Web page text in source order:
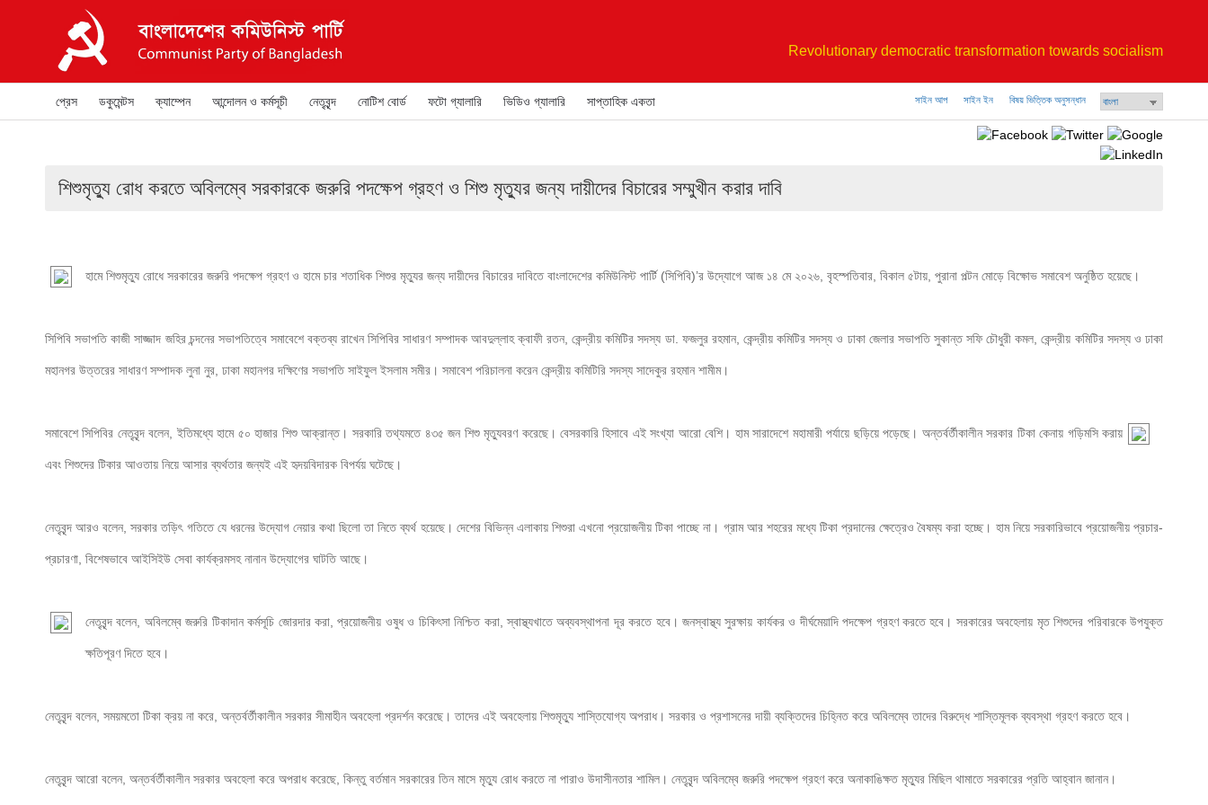
Revolutionary democratic transformation towards socialism
প্রেস ডকুমেন্টস ক্যাম্পেন আন্দোলন ও কর্মসূচী নেতৃবৃন্দ নোটিশ বোর্ড ফটো গ্যালারি ভিডিও গ্যালারি সাপ্তাহিক একতা সাইন আপ সাইন ইন বিষয় ভিত্তিক অনুসন্ধান
শিশুমৃত্যু রোধ করতে অবিলম্বে সরকারকে জরুরি পদক্ষেপ গ্রহণ ও শিশু মৃত্যুর জন্য দায়ীদের বিচারের সম্মুখীন করার দাবি
হামে শিশুমৃত্যু রোধে সরকারের জরুরি পদক্ষেপ গ্রহণ ও হামে চার শতাধিক শিশুর মৃত্যুর জন্য দায়ীদের বিচারের দাবিতে বাংলাদেশের কমিউনিস্ট পার্টি (সিপিবি)’র উদ্যোগে আজ ১৪ মে ২০২৬, বৃহস্পতিবার, বিকাল ৫টায়, পুরানা পল্টন মোড়ে বিক্ষোভ সমাবেশ অনুষ্ঠিত হয়েছে।
সিপিবি সভাপতি কাজী সাজ্জাদ জহির চন্দনের সভাপতিত্বে সমাবেশে বক্তব্য রাখেন সিপিবির সাধারণ সম্পাদক আবদুল্লাহ ক্বাফী রতন, কেন্দ্রীয় কমিটির সদস্য ডা. ফজলুর রহমান, কেন্দ্রীয় কমিটির সদস্য ও ঢাকা জেলার সভাপতি সুকান্ত সফি চৌধুরী কমল, কেন্দ্রীয় কমিটির সদস্য ও ঢাকা
মহানগর উত্তরের সাধারণ সম্পাদক লুনা নুর, ঢাকা মহানগর দক্ষিণের সভাপতি সাইফুল ইসলাম সমীর। সমাবেশ পরিচালনা করেন কেন্দ্রীয় কমিটিরি সদস্য সাদেকুর রহমান শামীম।
সমাবেশে সিপিবির নেতৃবৃন্দ বলেন, ইতিমধ্যে হামে ৫০ হাজার শিশু আক্রান্ত। সরকারি তথ্যমতে ৪৩৫ জন শিশু মৃত্যুবরণ করেছে। বেসরকারি হিসাবে এই সংখ্যা আরো বেশি। হাম সারাদেশে মহামারী পর্যায়ে ছড়িয়ে পড়েছে। অন্তর্বর্তীকালীন সরকার টিকা কেনায় গড়িমসি করায়
এবং শিশুদের টিকার আওতায় নিয়ে আসার ব্যর্থতার জন্যই এই হৃদয়বিদারক বিপর্যয় ঘটেছে।
নেতৃবৃন্দ আরও বলেন, সরকার তড়িৎ গতিতে যে ধরনের উদ্যোগ নেয়ার কথা ছিলো তা নিতে ব্যর্থ হয়েছে। দেশের বিভিন্ন এলাকায় শিশুরা এখনো প্রয়োজনীয় টিকা পাচ্ছে না। গ্রাম আর শহরের মধ্যে টিকা প্রদানের ক্ষেত্রেও বৈষম্য করা হচ্ছে। হাম নিয়ে সরকারিভাবে প্রয়োজনীয় প্রচার-
প্রচারণা, বিশেষভাবে আইসিইউ সেবা কার্যক্রমসহ নানান উদ্যোগের ঘাটতি আছে।
নেতৃবৃন্দ বলেন, অবিলম্বে জরুরি টিকাদান কর্মসূচি জোরদার করা, প্রয়োজনীয় ওষুধ ও চিকিৎসা নিশ্চিত করা, স্বাস্থ্যখাতে অব্যবস্থাপনা দূর করতে হবে। জনস্বাস্থ্য সুরক্ষায় কার্যকর ও দীর্ঘমেয়াদি পদক্ষেপ গ্রহণ করতে হবে। সরকারের অবহেলায় মৃত শিশুদের পরিবারকে উপযুক্ত
ক্ষতিপূরণ দিতে হবে।
নেতৃবৃন্দ বলেন, সময়মতো টিকা ক্রয় না করে, অন্তর্বর্তীকালীন সরকার সীমাহীন অবহেলা প্রদর্শন করেছে। তাদের এই অবহেলায় শিশুমৃত্যু শাস্তিযোগ্য অপরাধ। সরকার ও প্রশাসনের দায়ী ব্যক্তিদের চিহ্নিত করে অবিলম্বে তাদের বিরুদ্ধে শাস্তিমূলক ব্যবস্থা গ্রহণ করতে হবে।
নেতৃবৃন্দ আরো বলেন, অন্তর্বর্তীকালীন সরকার অবহেলা করে অপরাধ করেছে, কিন্তু বর্তমান সরকারের তিন মাসে মৃত্যু রোধ করতে না পারাও উদাসীনতার শামিল। নেতৃবৃন্দ অবিলম্বে জরুরি পদক্ষেপ গ্রহণ করে অনাকাঙিক্ষত মৃত্যুর মিছিল থামাতে সরকারের প্রতি আহ্বান জানান।